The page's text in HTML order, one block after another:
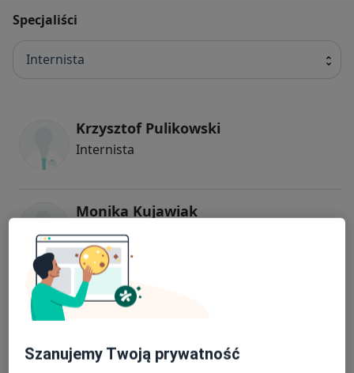
Specjaliści
Internista
Krzysztof Pulikowski
Internista
Monika Kujawiak
Internista, Kardiolog
Marcin Szabelski
1 opinia
Szanujemy Twoją prywatność